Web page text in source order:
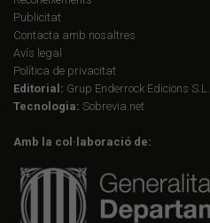
Publicitat
Contacta amb nosaltres
Avís legal
Política de privacitat
Editorial: Grup Enderrock Edicions S.L.
Tecnologia: Sobrevia.net
Amb la col·laboració de: